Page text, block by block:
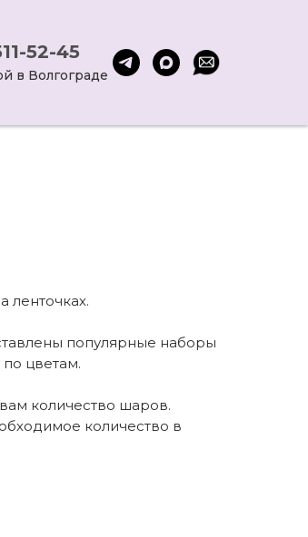
52-45
в Волгограде
ленточках.
популярные наборы
цветам.
количество шаров.
количество в